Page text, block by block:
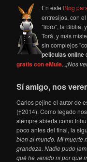
En este Blog
entresijos, con
"libro", la Biblia,
Torá, y más
sin complejos
películas online
gratis con eMule...¡Nos
Sí amigo, nos
Carlos pejino el autor de
(†2014). Como legado
siempre abierta como
poco antes del final, la
bien al mundo. Mi muerte
grandeza. Nadie pudo
qué he venido ni por qué